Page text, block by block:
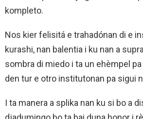
kompleto.
Nos kier felisitá e trahadónan di e
kurashi, nan balentia i ku nan a
sombra di miedo i ta un ehèmpel
den tur e otro institutonan pa sigui
I ta manera a splika nan ku si bo a